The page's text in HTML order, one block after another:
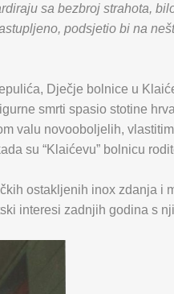
sa bezbroj strahota,
podsjetio bi na
Dječje bolnice u
smrti spasio stotine
valu novooboljelih,
su “Klaićevu” bolnicu
ostakljenih inox zdanja i
interesi zadnjih godina s